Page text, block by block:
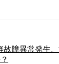
故障異常発生